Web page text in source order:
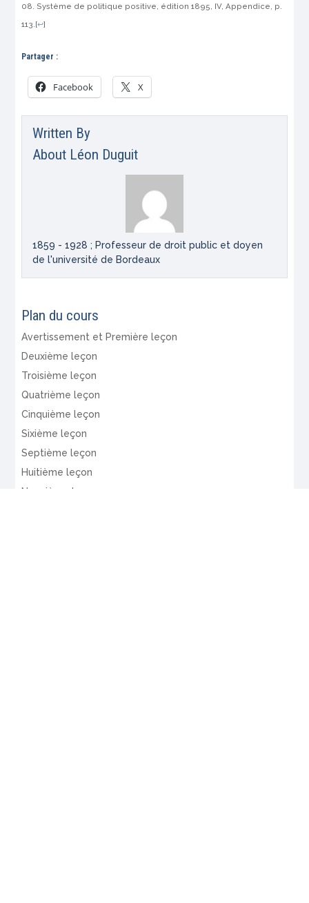
Système de politique positive, édition 1895, IV, Appendice, p.
113.[↩]
Partager :
Facebook X
Written By
About Léon Duguit
1859 - 1928 ; Professeur de droit public et doyen
de l'université de Bordeaux
Plan du cours
Avertissement et Première leçon
Deuxième leçon
Troisième leçon
Quatrième leçon
Cinquième leçon
Sixième leçon
Septième leçon
Huitième leçon
Neuvième leçon